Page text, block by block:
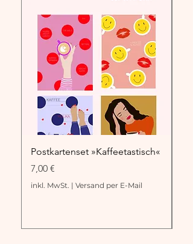
Postkartenset »Kaffeetastisch«
Preis
7,00 €
inkl. MwSt. | Versand per E-Mail